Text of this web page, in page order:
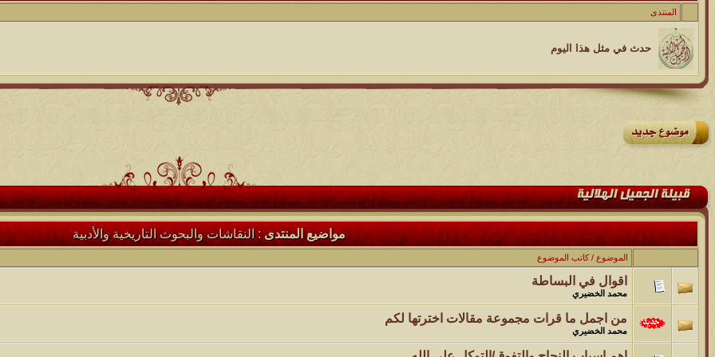
موقع يعلمك التجويد خطوة بخطوة بالصوت والصوره...
الموضوع كاتب الموضوع مشاركات
مسابقة ( اعرف من صاحب هذه الصوره )
الأمير
سعود البسام
الموضوع كاتب الموضوع مشاركات
اتحداك تجيب الصورة المطلوبةّّّ!!
زعيم الملتقى 408
الموضوع كاتب الموضوع مشاركات
المنتدى كالأنسان
أبو عبدالله البسام 17
الموضوع كاتب الموضوع مشاركات
ܓܨ الإعجآز العلمي في التين و الزيتون , الذي ادخل الفريق البحث الى الأسلآم ܓܨ
المنتدى
حدث في مثل هذا اليوم
مواضيع المنتدى: النقاشات والبحوث التاريخية والأدبية
الموضوع /كاتب الموضوع
اقوال في البساطة
محمد الخضيري
من اجمل ما قرات مجموعة مقالات اخترتها لكم
محمد الخضيري